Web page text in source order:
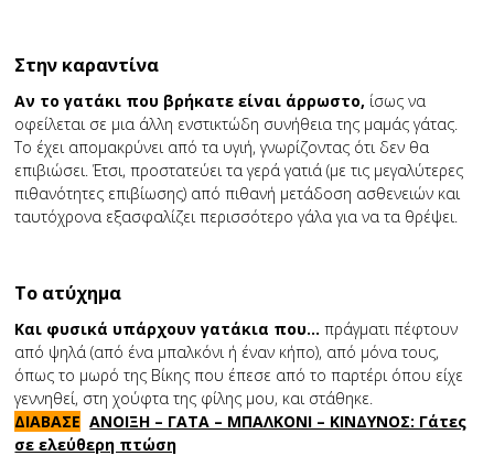
Στην καραντίνα
Αν το γατάκι που βρήκατε είναι άρρωστο, ίσως να
οφείλεται σε μια άλλη ενστικτώδη συνήθεια της μαμάς γάτας.
Το έχει απομακρύνει από τα υγιή, γνωρίζοντας ότι δεν θα
επιβιώσει. Έτσι, προστατεύει τα γερά γατιά (με τις μεγαλύτερες
πιθανότητες επιβίωσης) από πιθανή μετάδοση ασθενειών και
ταυτόχρονα εξασφαλίζει περισσότερο γάλα για να τα θρέψει.
Το ατύχημα
Και φυσικά υπάρχουν γατάκια που… πράγματι πέφτουν
από ψηλά (από ένα μπαλκόνι ή έναν κήπο), από μόνα τους,
όπως το μωρό της Βίκης που έπεσε από το παρτέρι όπου είχε
γεννηθεί, στη χούφτα της φίλης μου, και στάθηκε.
ΔΙΑΒΑΣΕ ΑΝΟΙΞΗ – ΓΑΤΑ – ΜΠΑΛΚΟΝΙ – ΚΙΝΔΥΝΟΣ: Γάτες
σε ελεύθερη πτώση